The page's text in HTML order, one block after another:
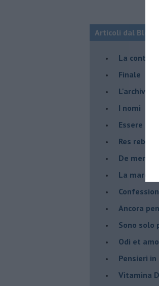
Articoli dal Blog
La
Finale
L'archivio
I nomi
Essere
Res rebus
De mente
La marcia
Ancora
Sono solo
Odi et amo
Pensieri
Vitamina D